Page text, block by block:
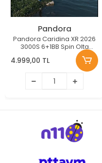
Pandora
Pandora Caridina XR 2026
3000S 6+1BB Spin Olta
4.999,00 TL